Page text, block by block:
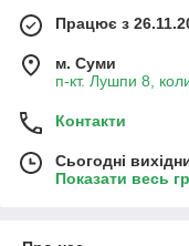
Працює з
м. Суми
п-кт. Лушпи 8,
Контакти
Сьогодні
Показати весь